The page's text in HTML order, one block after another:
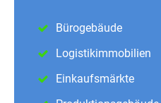
Bürogebäude
Logistikimmobilien
Einkaufsmärkte